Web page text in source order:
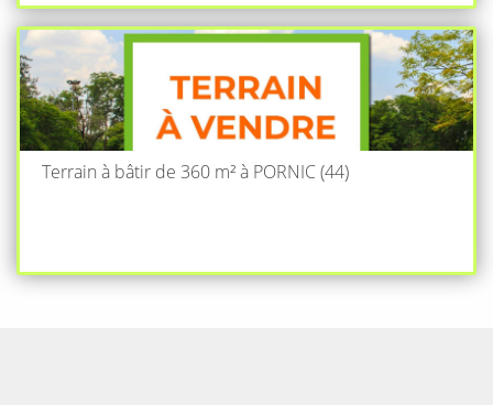
Terrain à bâtir de 360 m² à PORNIC (44)